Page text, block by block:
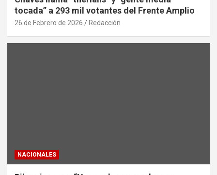
tocada” a 293 mil votantes del Frente Amplio
26 de Febrero de 2026 Redacción
NACIONALES